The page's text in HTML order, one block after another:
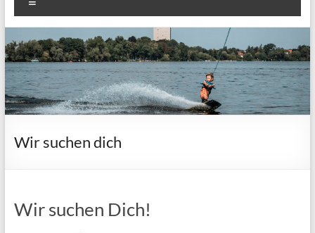
Wir suchen dich
Wir suchen Dich!